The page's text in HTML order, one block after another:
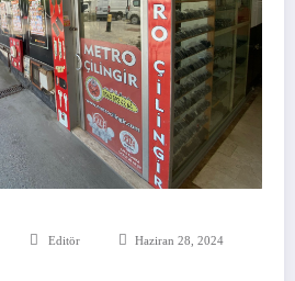
Editör Haziran 28, 2024